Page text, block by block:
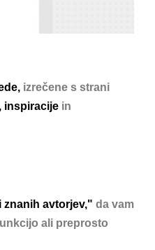
izrečene s strani
inspiracijein
znanih avtorjev," da vam
ali preprosto